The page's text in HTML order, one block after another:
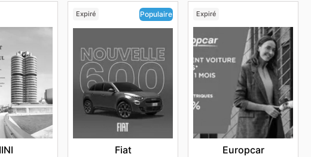
Expiré Populaire
Fiat
Expiré
Europcar